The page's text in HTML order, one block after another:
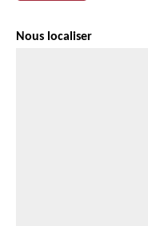
Nous localiser